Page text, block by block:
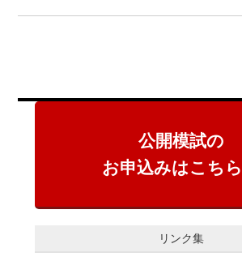
公開模試の
お申込みはこち
リンク集